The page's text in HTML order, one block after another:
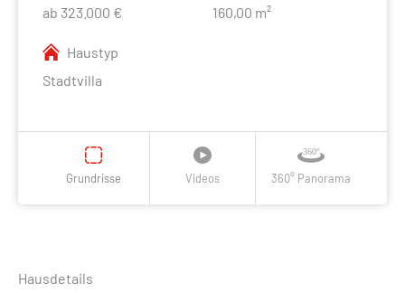
ab 323.000 € 160,00 m²
Haustyp
Stadtvilla
Grundrisse Videos 360° Panorama
Hausdetails